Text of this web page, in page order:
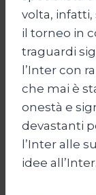
volta,
il torneo in
traguardi
l’Inter con
che mai è
onestà e
devastanti
l’Inter alle
idee all’Inter.